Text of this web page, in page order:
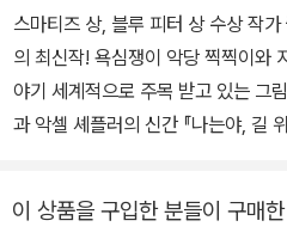
스마티즈 상, 블루 피터 상 수상 작
의 최신작! 욕심쟁이 악당 찍찍이와 지혜로운 오리의 흥미진진한 이
야기 세계적으로 주목 받고 있는 그림책 작가 콤비 줄리아 도널드슨
과 악셀 셰플러의 신간 『나는야, 길
다는 이야기로 줄리아 도널드슨의
이 상품을 구입한 분들이 구매